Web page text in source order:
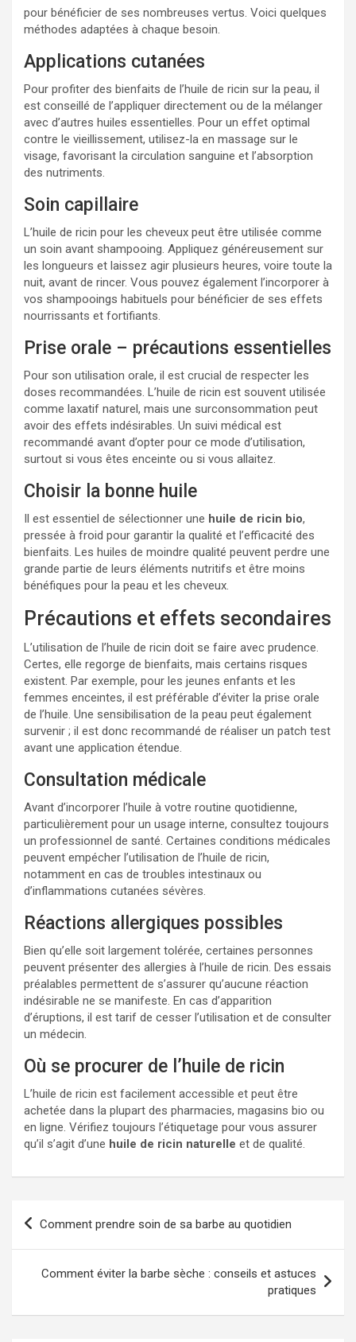
pour bénéficier de ses nombreuses vertus. Voici quelques
méthodes adaptées à chaque besoin.
Applications cutanées
Pour profiter des bienfaits de l’huile de ricin sur la peau, il
est conseillé de l’appliquer directement ou de la mélanger
avec d’autres huiles essentielles. Pour un effet optimal
contre le vieillissement, utilisez-la en massage sur le
visage, favorisant la circulation sanguine et l’absorption
des nutriments.
Soin capillaire
L’huile de ricin pour les cheveux peut être utilisée comme
un soin avant shampooing. Appliquez généreusement sur
les longueurs et laissez agir plusieurs heures, voire toute la
nuit, avant de rincer. Vous pouvez également l’incorporer à
vos shampooings habituels pour bénéficier de ses effets
nourrissants et fortifiants.
Prise orale – précautions essentielles
Pour son utilisation orale, il est crucial de respecter les
doses recommandées. L’huile de ricin est souvent utilisée
comme laxatif naturel, mais une surconsommation peut
avoir des effets indésirables. Un suivi médical est
recommandé avant d’opter pour ce mode d’utilisation,
surtout si vous êtes enceinte ou si vous allaitez.
Choisir la bonne huile
Il est essentiel de sélectionner une huile de ricin bio,
pressée à froid pour garantir la qualité et l’efficacité des
bienfaits. Les huiles de moindre qualité peuvent perdre une
grande partie de leurs éléments nutritifs et être moins
bénéfiques pour la peau et les cheveux.
Précautions et effets secondaires
L’utilisation de l’huile de ricin doit se faire avec prudence.
Certes, elle regorge de bienfaits, mais certains risques
existent. Par exemple, pour les jeunes enfants et les
femmes enceintes, il est préférable d’éviter la prise orale
de l’huile. Une sensibilisation de la peau peut également
survenir ; il est donc recommandé de réaliser un patch test
avant une application étendue.
Consultation médicale
Avant d’incorporer l’huile à votre routine quotidienne,
particulièrement pour un usage interne, consultez toujours
un professionnel de santé. Certaines conditions médicales
peuvent empécher l’utilisation de l’huile de ricin,
notamment en cas de troubles intestinaux ou
d’inflammations cutanées sévères.
Réactions allergiques possibles
Bien qu’elle soit largement tolérée, certaines personnes
peuvent présenter des allergies à l’huile de ricin. Des essais
préalables permettent de s’assurer qu’aucune réaction
indésirable ne se manifeste. En cas d’apparition
d’éruptions, il est tarif de cesser l’utilisation et de consulter
un médecin.
Où se procurer de l’huile de ricin
L’huile de ricin est facilement accessible et peut être
achetée dans la plupart des pharmacies, magasins bio ou
en ligne. Vérifiez toujours l’étiquetage pour vous assurer
qu’il s’agit d’une huile de ricin naturelle et de qualité.
Navigation
de
Comment prendre soin de sa barbe au quotidien
Comment éviter la barbe sèche : conseils et astuces
pratiques